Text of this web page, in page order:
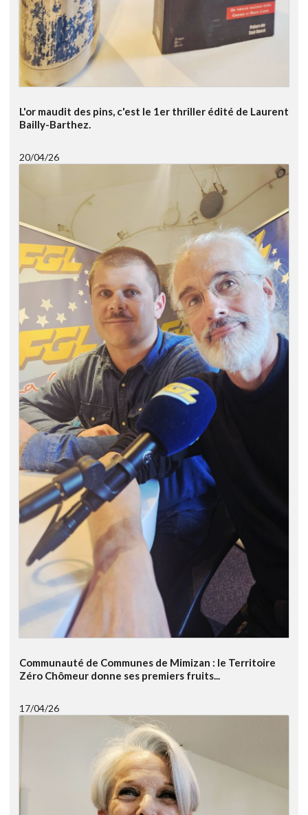
L'or maudit des pins, c'est le 1er thriller édité de Laurent
Bailly-Barthez.
20/04/26
Communauté de Communes de Mimizan : le Territoire
Zéro Chômeur donne ses premiers fruits...
17/04/26